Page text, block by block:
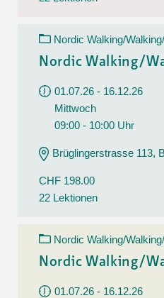
Nordic Walking/
Nordic Walking/
01.07.26 - 16.12.26
Mittwoch
09:00 - 10:00 Uhr
Brüglingerstrasse 113,
CHF 198.00
22 Lektionen
Nordic Walking/
Nordic Walking/
01.07.26 - 16.12.26